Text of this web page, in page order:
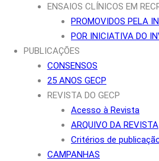
ENSAIOS CLÍNICOS EM
PROMOVIDOS PELA
POR INICIATIVA DO
PUBLICAÇÕES
CONSENSOS
25 ANOS GECP
REVISTA DO GECP
Acesso à Revista
ARQUIVO DA REVISTA
Critérios de
CAMPANHAS